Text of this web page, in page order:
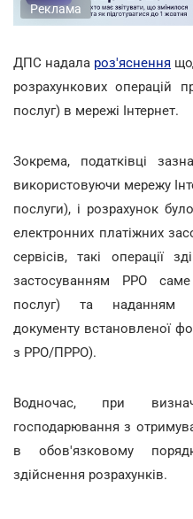
Реклама
ДПС надала роз'яснення
розрахункових операцій
послуг) в мережі Інтернет.
Зокрема, податківці
використовуючи мережу
послуги), і розрахунок
електронних платіжних
сервісів, такі операції
застосуванням РРО
послуг) та наданням
документу встановленої
з РРО/ПРРО).
Водночас, при
господарювання з
в обов'язковому
здійснення розрахунків.